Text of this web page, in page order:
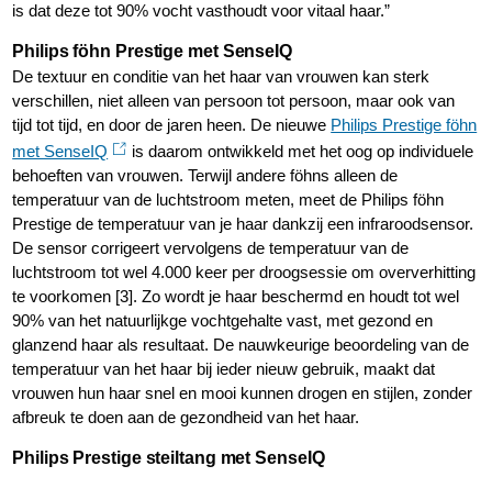
is dat deze tot 90% vocht vasthoudt voor vitaal haar.”
Philips föhn Prestige met SenseIQ
De textuur en conditie van het haar van vrouwen kan sterk
verschillen, niet alleen van persoon tot persoon, maar ook van
tijd tot tijd, en door de jaren heen. De nieuwe Philips Prestige föhn
met SenseIQ
is daarom ontwikkeld met het oog op individuele
behoeften van vrouwen. Terwijl andere föhns alleen de
temperatuur van de luchtstroom meten, meet de Philips föhn
Prestige de temperatuur van je haar dankzij een infraroodsensor.
De sensor corrigeert vervolgens de temperatuur van de
luchtstroom tot wel 4.000 keer per droogsessie om oververhitting
te voorkomen [3]. Zo wordt je haar beschermd en houdt tot wel
90% van het natuurlijkge vochtgehalte vast, met gezond en
glanzend haar als resultaat. De nauwkeurige beoordeling van de
temperatuur van het haar bij ieder nieuw gebruik, maakt dat
vrouwen hun haar snel en mooi kunnen drogen en stijlen, zonder
afbreuk te doen aan de gezondheid van het haar.
Philips Prestige steiltang met SenseIQ